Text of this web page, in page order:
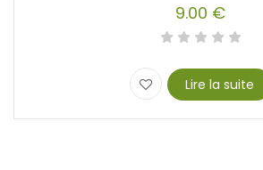
9.00 €
Lire la suite